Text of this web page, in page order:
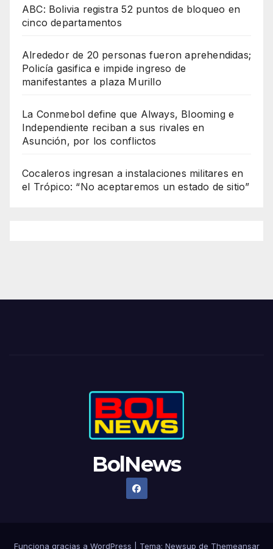
ABC: Bolivia registra 52 puntos de bloqueo en
cinco departamentos
Alrededor de 20 personas fueron aprehendidas;
Policía gasifica e impide ingreso de
manifestantes a plaza Murillo
La Conmebol define que Always, Blooming e
Independiente reciban a sus rivales en
Asunción, por los conflictos
Cocaleros ingresan a instalaciones militares en
el Trópico: “No aceptaremos un estado de sitio”
BolNews
Funciona gracias a WordPress Tema: Newsup de Themeansar